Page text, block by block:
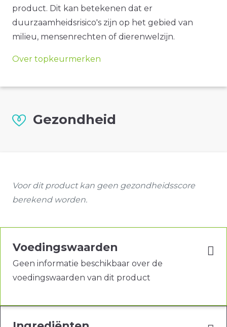
product. Dit kan betekenen dat er
duurzaamheidsrisico's zijn op het gebied van
milieu, mensenrechten of dierenwelzijn.
Over topkeurmerken
Gezondheid
Voor dit product kan geen gezondheidsscore
berekend worden.
Voedingswaarden
Geen informatie beschikbaar over de
voedingswaarden van dit product